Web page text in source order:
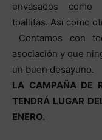
envasados como
toallitas. Así como
Contamos con
asociación y que
un buen desayuno.
LA CAMPAÑA DE
TENDRÁ LUGAR
ENERO.